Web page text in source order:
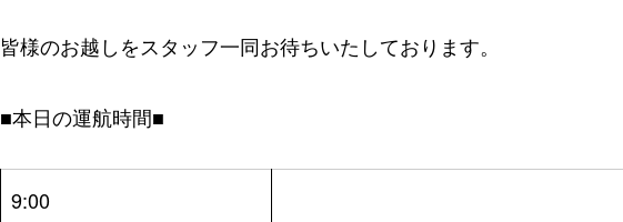
皆様のお越しをスタッフ一同お待ちいたしております。
■本日の運航時間■
9:00